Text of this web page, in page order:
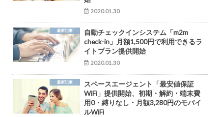
2020.01.30
最新記事
自動チェックインシステム「m2m
check-in」月額1,500円で利用できるラ
イトプラン提供開始
2020.01.30
最新記事
スペースエージェント「最安値保証
WiFi」提供開始、初期・解約・端末費
用0・縛りなし・月額3,280円のモバイ
ルWiFi